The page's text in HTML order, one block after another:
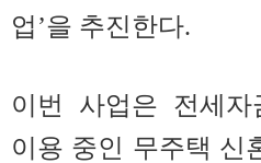
업’을 추진한다.
이번 사업은 전세자
이용 중인 무주택 신